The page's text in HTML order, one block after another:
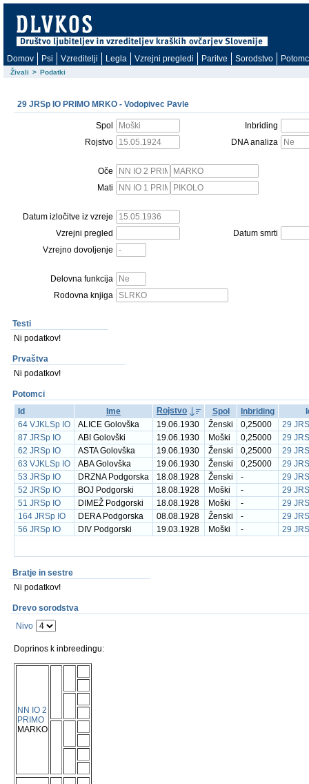
Domov Psi Vzreditelji Legla Vzrejni pregledi Paritve Sorodstvo
Živali > Podatki
29 JRSp IO PRIMO MRKO - Vodopivec Pavle
Spol
Inbriding
Rojstvo
DNA analiza
Oče
Mati
Datum izločitve iz vzreje
Vzrejni pregled
Datum smrti
Vzrejno dovoljenje
Delovna funkcija
Rodovna knjiga
Testi
Ni podatkov!
Prvaštva
Ni podatkov!
Potomci
Id
Ime Rojstvo Spol Inbriding
64 VJKLSp IO
ALICE Golovška 19.06.1930 Ženski 0,25000
29
87 JRSp IO
ABI Golovški 19.06.1930 Moški 0,25000
29
62 JRSp IO
ASTA Golovška 19.06.1930 Ženski 0,25000
29
63 VJKLSp IO
ABA Golovška 19.06.1930 Ženski 0,25000
29
53 JRSp IO
DRZNA Podgorska 18.08.1928 Ženski -
29
52 JRSp IO
BOJ Podgorski 18.08.1928 Moški -
29
51 JRSp IO
DIMEŽ Podgorski 18.08.1928 Moški -
29
164 JRSp IO
DERA Podgorska 08.08.1928 Ženski -
29
56 JRSp IO
DIV Podgorski 19.03.1928 Moški - 29
Bratje in sestre
Ni podatkov!
Drevo sorodstva
Nivo
Doprinos k inbreedingu:
NN IO 2
PRIMO
MARKO